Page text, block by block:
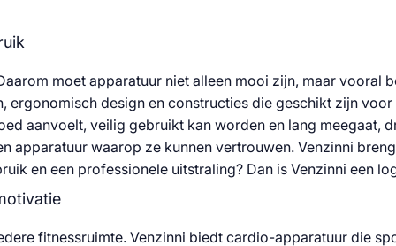
moet apparatuur niet alleen mooi zijn, maar vooral
design en constructies die geschikt zijn
aanvoelt, veilig gebruikt kan worden en lang meegaat,
apparatuur waarop ze kunnen vertrouwen. Venzinni
en een professionele uitstraling? Dan is Venzinni een
fitnessruimte. Venzinni biedt cardio-apparatuur die